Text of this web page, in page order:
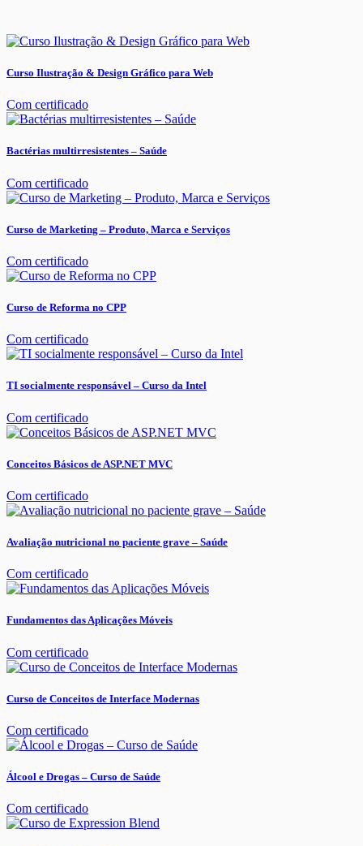
Curso Ilustração & Design Gráfico para Web
Com certificado
Bactérias multirresistentes – Saúde
Com certificado
Curso de Marketing – Produto, Marca e Serviços
Com certificado
Curso de Reforma no CPP
Com certificado
TI socialmente responsável – Curso da Intel
Com certificado
Conceitos Básicos de ASP.NET MVC
Com certificado
Avaliação nutricional no paciente grave – Saúde
Com certificado
Fundamentos das Aplicações Móveis
Com certificado
Curso de Conceitos de Interface Modernas
Com certificado
Álcool e Drogas – Curso de Saúde
Com certificado